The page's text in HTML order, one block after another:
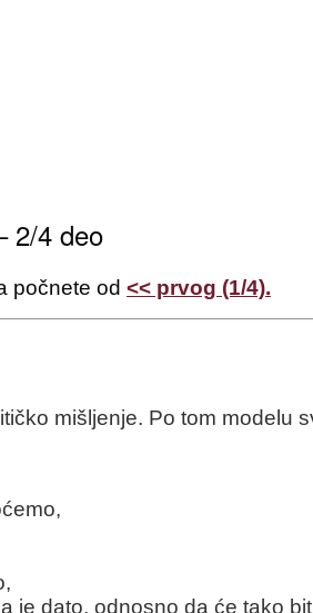
2/4 deo
počnete od << prvog (1/4).
mišljenje. Po tom modelu
je dato, odnosno da će tako